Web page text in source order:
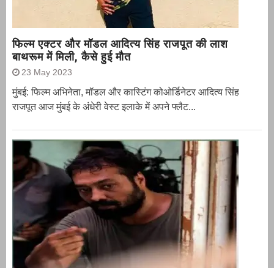
फिल्म एक्टर और मॉडल आदित्य सिंह राजपूत की लाश
बाथरूम में मिली, कैसे हुई मौत
23 May 2023
मुंबई: फिल्म अभिनेता, मॉडल और कास्टिंग कोओर्डिनेटर आदित्य सिंह
राजपूत आज मुंबई के अंधेरी वेस्ट इलाके में अपने फ्लैट...